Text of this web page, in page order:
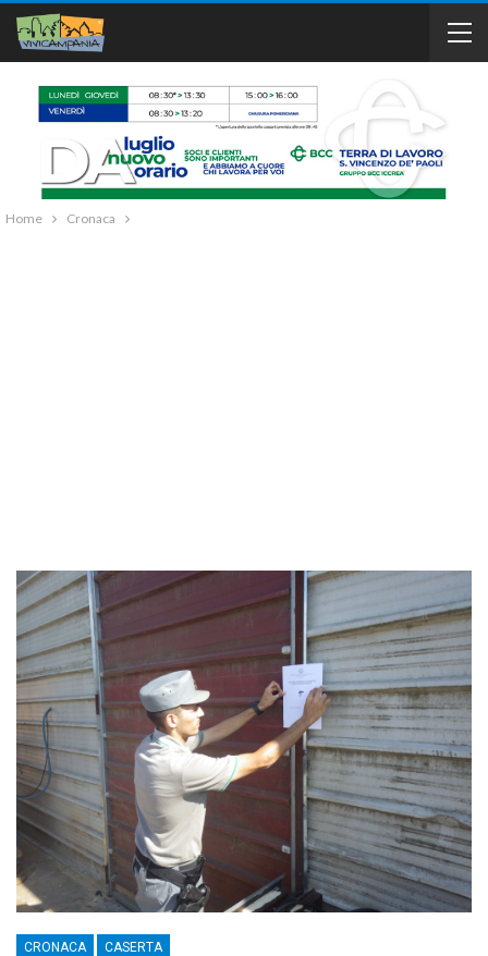
Home Cronaca
CRONACA CASERTA